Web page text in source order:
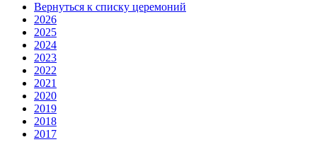
к интересующим данным
Вернуться к списку церемоний
2026
2025
2024
2023
2022
2021